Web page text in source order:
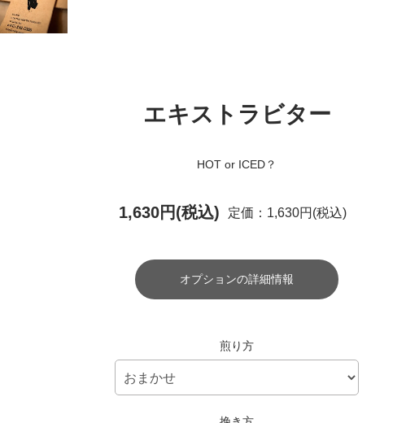
エキストラビター
HOT or ICED？
1,630円(税込) 定価：1,630円(税込)
オプションの詳細情報
煎り方